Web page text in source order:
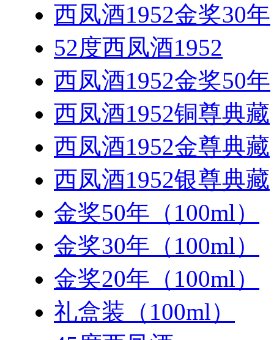
西凤酒1952金奖30年
52度西凤酒1952
西凤酒1952金奖50年
西凤酒1952铜尊典藏
西凤酒1952金尊典藏
西凤酒1952银尊典藏
金奖50年（100ml）
金奖30年（100ml）
金奖20年（100ml）
礼盒装（100ml）